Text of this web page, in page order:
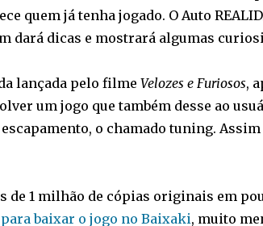
quem já tenha jogado. O Auto
dará dicas e mostrará algumas
lançada pelo filme Velozes e Furiosos,
um jogo que também desse ao
o chamado tuning.
de 1 milhão de cópias originais em
baixar o jogo no Baixaki, muito